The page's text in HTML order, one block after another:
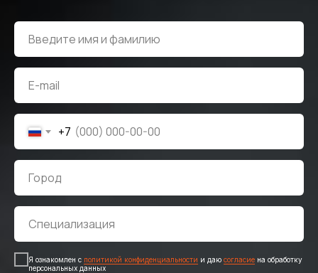
Введите имя и фамилию
E-mail
+7
Город
Специализация
Я ознакомлен с политикой конфиденциальности и даю согласие на обработку
персональных данных